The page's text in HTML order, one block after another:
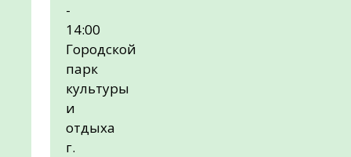
-
14:00
Городской
парк
культуры
и
отдыха
г.